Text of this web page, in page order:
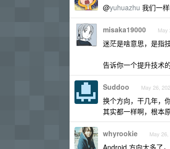
@yuhuazhu 我们一
misaka19000 May
迷茫是啥意思，是指
告诉你一个提升技术
Suddoo May 26,
换个方向，干几年，
其实都一样啊，根本
whyrookie May
Android 方向太多了